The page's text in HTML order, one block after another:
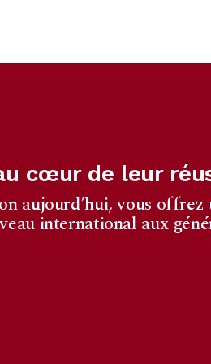
cœur de leur
aujourd’hui, vous offrez
international aux
la Loi de
protection de